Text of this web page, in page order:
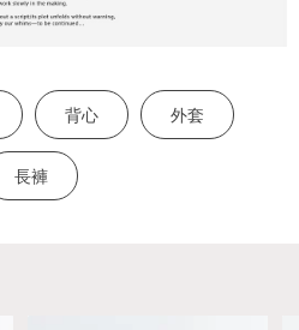
背心 外套
長褲